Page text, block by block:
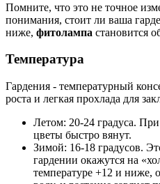
Помните, что это не точное
понимания, стоит ли ваша
ниже, фитолампа становится
Температура
Гардения - температурный
роста и легкая прохлада для
Летом: 20-24 градуса.
цветы быстро вянут.
Зимой: 16-18 градусов.
гардении окажутся на
температуре +12 и ниже,